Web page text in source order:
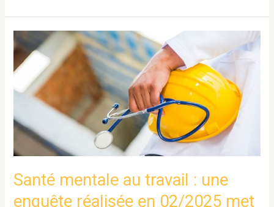
Santé mentale au travail : une
enquête réalisée en 02/2025 met
Santé
mentale
au
travail
une
enquête
réalisée
02/2025
met